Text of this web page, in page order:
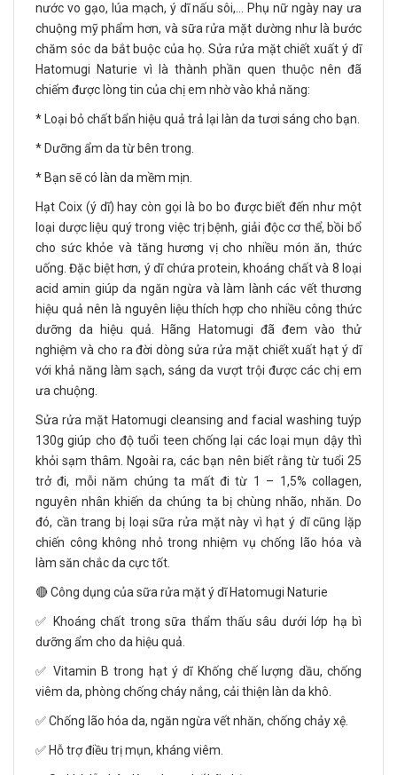
nước vo gạo, lúa mạch, ý dĩ nấu sôi,… Phụ nữ ngày nay ưa
chuộng mỹ phẩm hơn, và sữa rửa mặt dường như là bước
chăm sóc da bắt buộc của họ. Sửa rửa mặt chiết xuất ý dĩ
Hatomugi Naturie vì là thành phần quen thuộc nên đã
chiếm được lòng tin của chị em nhờ vào khả năng:
* Loại bỏ chất bẩn hiệu quả trả lại làn da tươi sáng cho bạn.
* Dưỡng ẩm da từ bên trong.
* Bạn sẽ có làn da mềm mịn.
Hạt Coix (ý dĩ) hay còn gọi là bo bo được biết đến như một
loại dược liệu quý trong việc trị bệnh, giải độc cơ thể, bồi bổ
cho sức khỏe và tăng hương vị cho nhiều món ăn, thức
uống. Đặc biệt hơn, ý dĩ chứa protein, khoáng chất và 8 loại
acid amin giúp da ngăn ngừa và làm lành các vết thương
hiệu quả nên là nguyên liệu thích hợp cho nhiều công thức
dưỡng da hiệu quả. Hãng Hatomugi đã đem vào thử
nghiệm và cho ra đời dòng sửa rửa mặt chiết xuất hạt ý dĩ
với khả năng làm sạch, sáng da vượt trội được các chị em
ưa chuộng.
Sửa rửa mặt Hatomugi cleansing and facial washing tuýp
130g giúp cho độ tuổi teen chống lại các loại mụn dậy thì
khỏi sạm thâm. Ngoài ra, các bạn nên biết rằng từ tuổi 25
trở đi, mỗi năm chúng ta mất đi từ 1 – 1,5% collagen,
nguyên nhân khiến da chúng ta bị chùng nhão, nhăn. Do
đó, cần trang bị loại sữa rửa mặt này vì hạt ý dĩ cũng lặp
chiến công không nhỏ trong nhiệm vụ chống lão hóa và
làm săn chắc da cực tốt.
🔴 Công dụng của sữa rửa mặt ý dĩ Hatomugi Naturie
✅ Khoáng chất trong sữa thẩm thấu sâu dưới lớp hạ bì
dưỡng ẩm cho da hiệu quả.
✅ Vitamin B trong hạt ý dĩ Khống chế lượng dầu, chống
viêm da, phòng chống cháy nắng, cải thiện làn da khô.
✅ Chống lão hóa da, ngăn ngừa vết nhăn, chống chảy xệ.
✅ Hỗ trợ điều trị mụn, kháng viêm.